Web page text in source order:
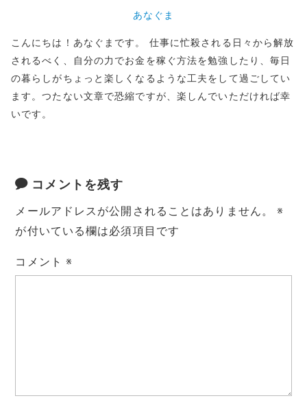
あなぐま
こんにちは！あなぐまです。 仕事に忙殺される日々から解放
されるべく、自分の力でお金を稼ぐ方法を勉強したり、毎日
の暮らしがちょっと楽しくなるような工夫をして過ごしてい
ます。つたない文章で恐縮ですが、楽しんでいただければ幸
いです。
コメントを残す
メールアドレスが公開されることはありません。
※
が付いている欄は必須項目です
コメント※